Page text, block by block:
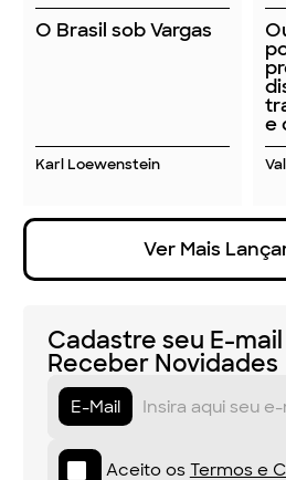
O Brasil sob Vargas
Karl Loewenstein
e
Ver Mais
Cadastre seu E-
Receber Novidades
E-Mail
Aceito os Termos e